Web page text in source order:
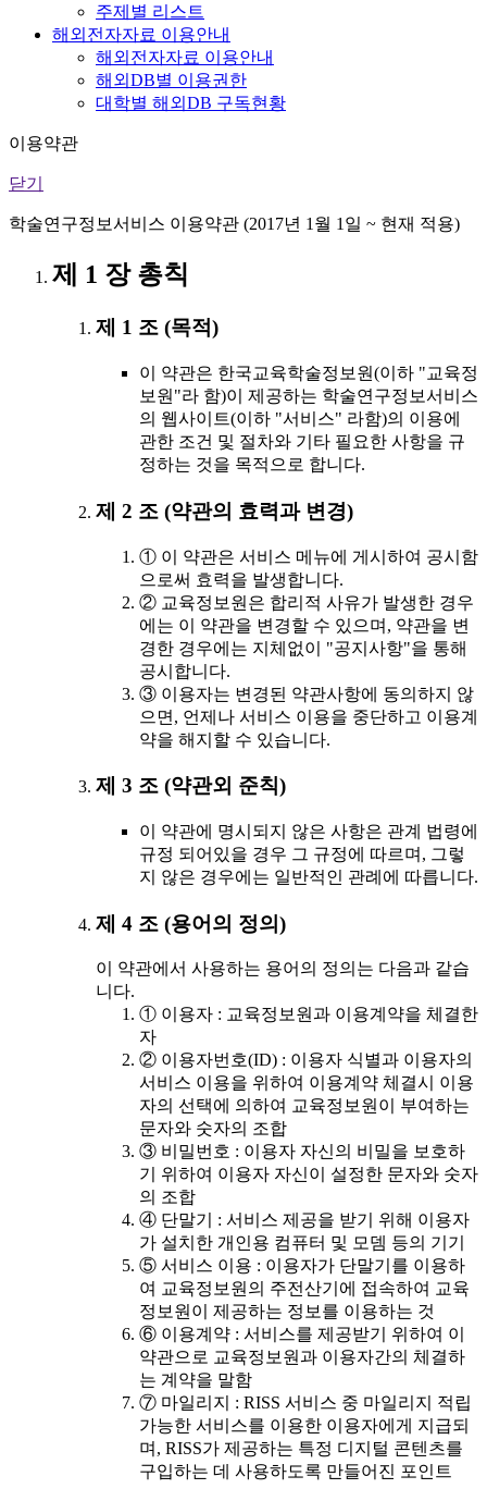
주제별 리스트
해외전자자료 이용안내
해외전자자료 이용안내
해외DB별 이용권한
대학별 해외DB 구독현황
이용약관
닫기
학술연구정보서비스 이용약관 (2017년 1월 1일 ~ 현재 적용)
제 1 장 총칙
제 1 조 (목적)
이 약관은 한국교육학술정보원(이하 "교육정
보원"라 함)이 제공하는 학술연구정보서비스
의 웹사이트(이하 "서비스" 라함)의 이용에
관한 조건 및 절차와 기타 필요한 사항을 규
정하는 것을 목적으로 합니다.
제 2 조 (약관의 효력과 변경)
① 이 약관은 서비스 메뉴에 게시하여 공시함
으로써 효력을 발생합니다.
② 교육정보원은 합리적 사유가 발생한 경우
에는 이 약관을 변경할 수 있으며, 약관을 변
경한 경우에는 지체없이 "공지사항"을 통해
공시합니다.
③ 이용자는 변경된 약관사항에 동의하지 않
으면, 언제나 서비스 이용을 중단하고 이용계
약을 해지할 수 있습니다.
제 3 조 (약관외 준칙)
이 약관에 명시되지 않은 사항은 관계 법령에
규정 되어있을 경우 그 규정에 따르며, 그렇
지 않은 경우에는 일반적인 관례에 따릅니다.
제 4 조 (용어의 정의)
이 약관에서 사용하는 용어의 정의는 다음과 같습
니다.
① 이용자 : 교육정보원과 이용계약을 체결한
자
② 이용자번호(ID) : 이용자 식별과 이용자의
서비스 이용을 위하여 이용계약 체결시 이용
자의 선택에 의하여 교육정보원이 부여하는
문자와 숫자의 조합
③ 비밀번호 : 이용자 자신의 비밀을 보호하
기 위하여 이용자 자신이 설정한 문자와 숫자
의 조합
④ 단말기 : 서비스 제공을 받기 위해 이용자
가 설치한 개인용 컴퓨터 및 모뎀 등의 기기
⑤ 서비스 이용 : 이용자가 단말기를 이용하
여 교육정보원의 주전산기에 접속하여 교육
정보원이 제공하는 정보를 이용하는 것
⑥ 이용계약 : 서비스를 제공받기 위하여 이
약관으로 교육정보원과 이용자간의 체결하
는 계약을 말함
⑦ 마일리지 : RISS 서비스 중 마일리지 적립
가능한 서비스를 이용한 이용자에게 지급되
며, RISS가 제공하는 특정 디지털 콘텐츠를
구입하는 데 사용하도록 만들어진 포인트